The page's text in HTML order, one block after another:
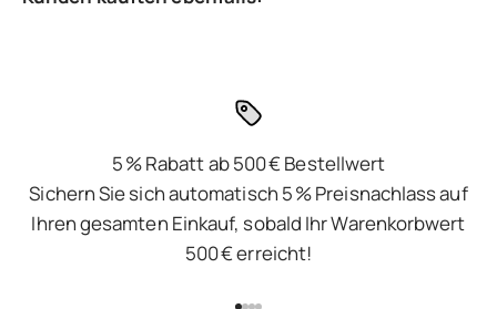
5 % Rabatt ab 500 € Bestellwert
Sichern Sie sich automatisch 5 % Preisnachlass auf
Ihren gesamten Einkauf, sobald Ihr Warenkorbwert
500 € erreicht!